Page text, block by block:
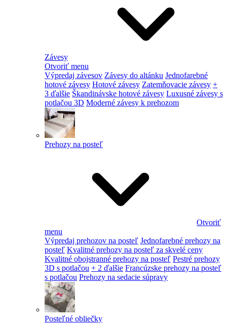
Závesy
Otvoriť menu
Výpredaj závesov Závesy do altánku Jednofarebné
hotové závesy Hotové závesy Zatemňovacie závesy +
3 ďalšie Škandinávske hotové závesy Luxusné závesy s
potlačou 3D Moderné závesy k prehozom
Prehozy na posteľ
Otvoriť
menu
Výpredaj prehozov na posteľ Jednofarebné prehozy na
posteľ Kvalitné prehozy na posteľ za skvelé ceny
Kvalitné obojstranné prehozy na posteľ Pestré prehozy
3D s potlačou + 2 ďalšie Francúzske prehozy na posteľ
s potlačou Prehozy na sedacie súpravy
Posteľné obliečky